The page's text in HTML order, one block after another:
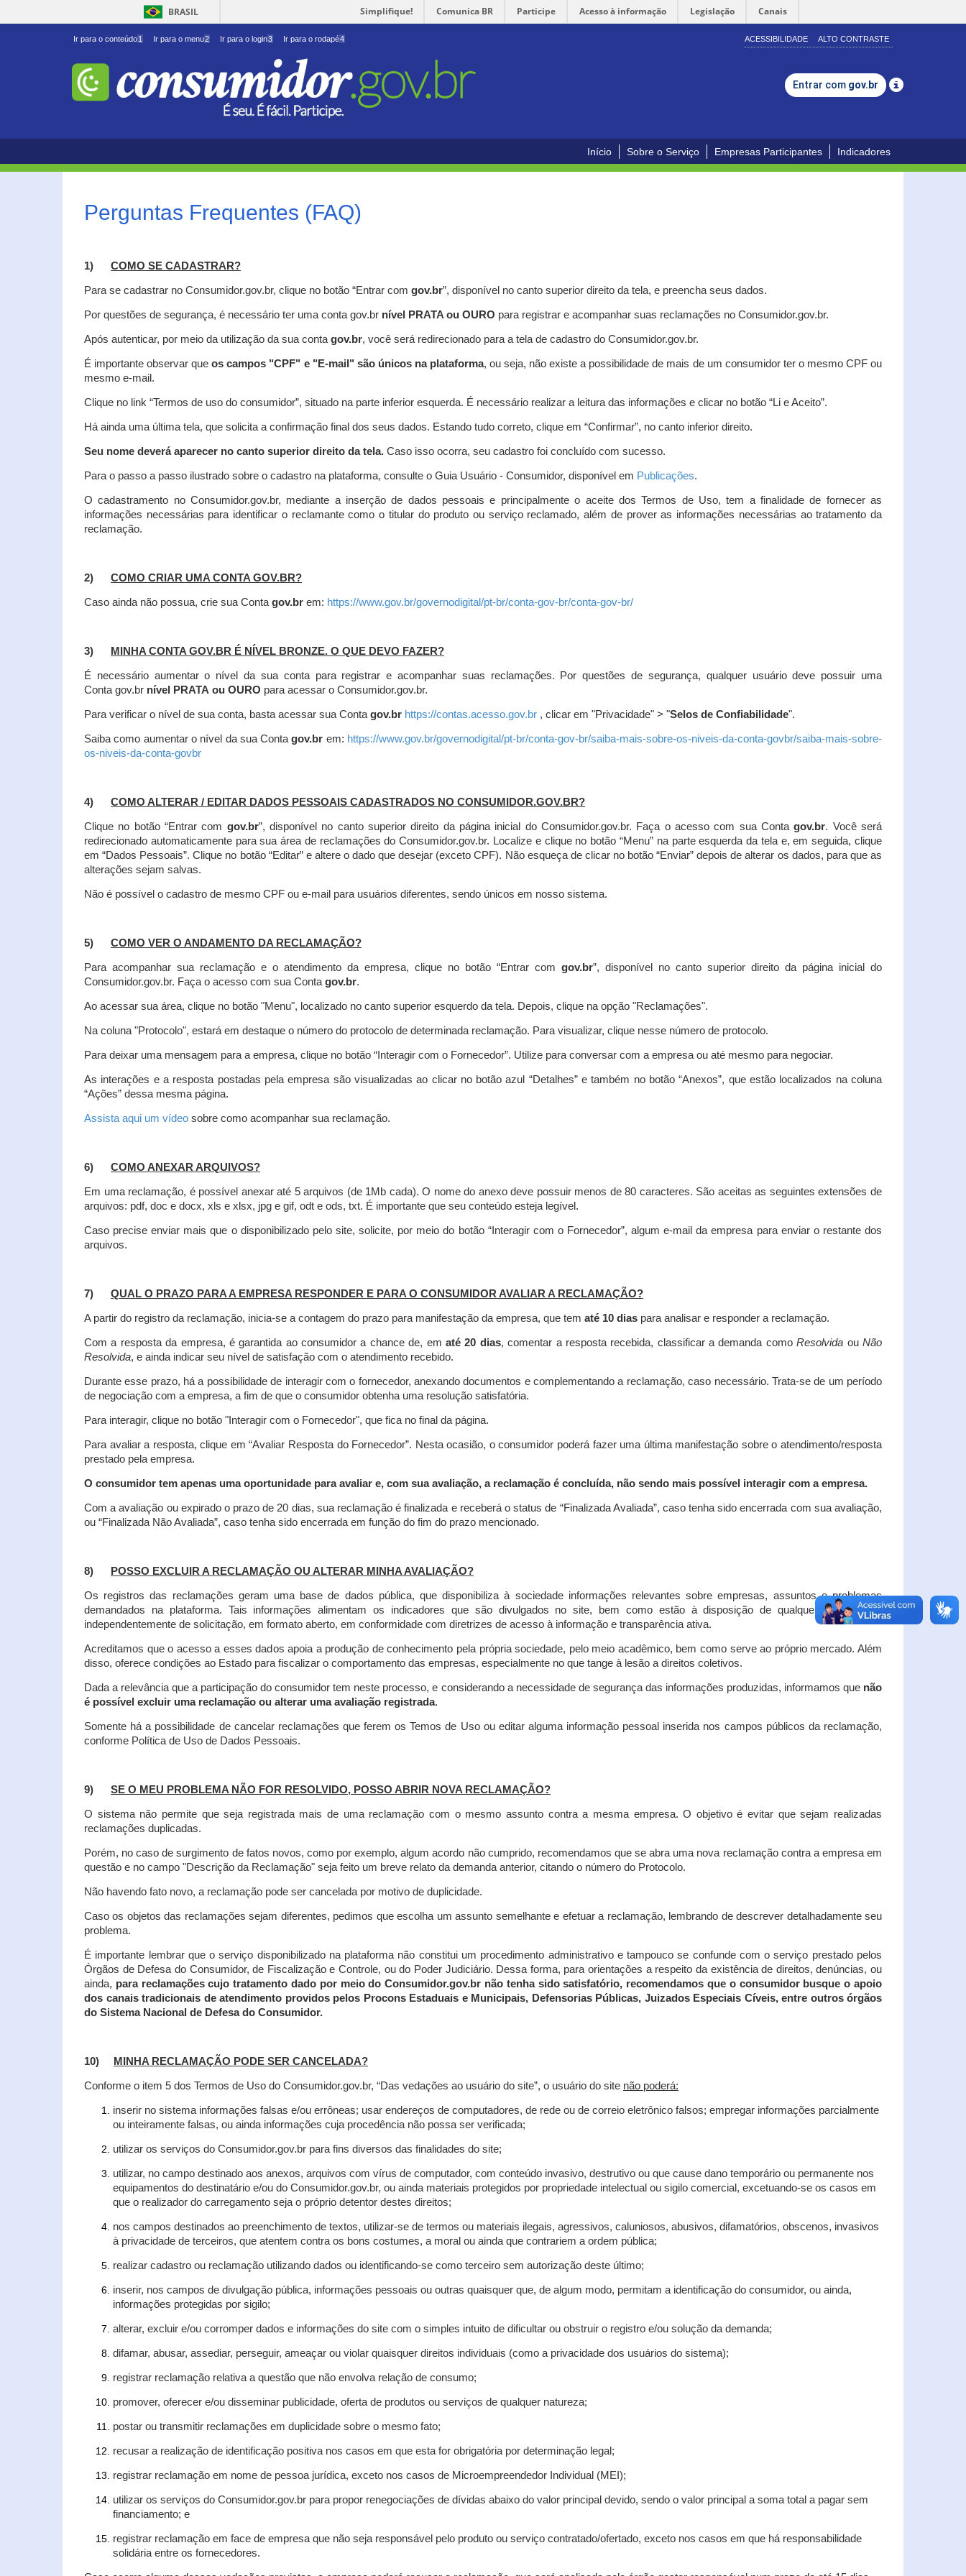
BRASIL Simplifique! Comunica BR Participe Acesso à informação Legislação Canais
Ir para o conteúdo1 Ir para o menu2 Ir para o login3 Ir para o rodapé4 ACESSIBILIDADE ALTO CONTRASTE
Entrar com gov.br
Início Sobre o Serviço Empresas Participantes Indicadores
Perguntas Frequentes (FAQ)
1) COMO SE CADASTRAR?
Para se cadastrar no Consumidor.gov.br, clique no botão “Entrar com gov.br”, disponível no canto superior direito da tela, e preencha seus dados.
Por questões de segurança, é necessário ter uma conta gov.br nível PRATA ou OURO para registrar e acompanhar suas reclamações no Consumidor.gov.br.
Após autenticar, por meio da utilização da sua conta gov.br, você será redirecionado para a tela de cadastro do Consumidor.gov.br.
É importante observar queos campos "CPF" e "E-mail" são únicos na plataforma, ou seja, não existe a possibilidade de mais de um consumidor ter o mesmo CPF ou
mesmo e-mail.
Clique no link “Termos de uso do consumidor”, situado na parte inferior esquerda. É necessário realizar a leitura das informações e clicar no botão “Li e Aceito”.
Há ainda uma última tela, que solicita a confirmação final dos seus dados. Estando tudo correto, clique em “Confirmar”, no canto inferior direito.
Seu nome deverá aparecer no canto superior direito da tela. Caso isso ocorra, seu cadastro foi concluído com sucesso.
Para o passo a passo ilustrado sobre o cadastro na plataforma, consulte o Guia Usuário - Consumidor, disponível em Publicações.
O cadastramento no Consumidor.gov.br, mediante a inserção de dados pessoais e principalmente o aceite dos Termos de Uso, tem a finalidade de fornecer as
informações necessárias para identificar o reclamante como o titular do produto ou serviço reclamado, além de prover as informações necessárias ao tratamento da
reclamação.
2) COMO CRIAR UMA CONTA GOV.BR?
Caso ainda não possua, crie sua Conta gov.br em: https://www.gov.br/governodigital/pt-br/conta-gov-br/conta-gov-br/
3) MINHA CONTA GOV.BR É NÍVEL BRONZE. O QUE DEVO FAZER?
É necessário aumentar o nível da sua conta para registrar e acompanhar suas reclamações. Por questões de segurança, qualquer usuário deve possuir uma
Conta gov.br nível PRATA ou OURO para acessar o Consumidor.gov.br.
Para verificar o nível de sua conta, basta acessar sua Conta gov.br https://contas.acesso.gov.br , clicar em "Privacidade" > "Selos de Confiabilidade".
Saiba como aumentar o nível da sua Contagov.br em: https://www.gov.br/governodigital/pt-br/conta-gov-br/saiba-mais-sobre-os-niveis-da-conta-govbr/saiba-mais-sobre-
os-niveis-da-conta-govbr
4) COMO ALTERAR / EDITAR DADOS PESSOAIS CADASTRADOS NO CONSUMIDOR.GOV.BR?
Clique no botão “Entrar com gov.br”, disponível no canto superior direito da página inicial do Consumidor.gov.br. Faça o acesso com sua Contagov.br. Você será
redirecionado automaticamente para sua área de reclamações do Consumidor.gov.br. Localize e clique no botão “Menu” na parte esquerda da tela e, em seguida, clique
em “Dados Pessoais”.Clique no botão “Editar” e altere o dado que desejar (exceto CPF). Não esqueça de clicar no botão “Enviar” depois de alterar os dados, para que as
alterações sejam salvas.
Não é possível o cadastro de mesmo CPF ou e-mail para usuários diferentes, sendo únicos em nosso sistema.
5) COMO VER O ANDAMENTO DA RECLAMAÇÃO?
Para acompanhar sua reclamação e o atendimento da empresa, clique no botão “Entrar com gov.br”, disponível no canto superior direito da página inicial do
Consumidor.gov.br. Faça o acesso com sua Conta gov.br.
Ao acessar sua área, clique no botão "Menu", localizado no canto superior esquerdo da tela. Depois, clique na opção "Reclamações".
Na coluna "Protocolo", estará em destaque o número do protocolo de determinada reclamação. Para visualizar, clique nesse número de protocolo.
Para deixar uma mensagem para a empresa, clique no botão “Interagir com o Fornecedor”. Utilize para conversar com a empresa ou até mesmo para negociar.
As interações e a resposta postadas pela empresa são visualizadas ao clicar no botão azul “Detalhes” e também no botão “Anexos”, que estão localizados na coluna
“Ações” dessa mesma página.
Assista aqui um vídeo sobre como acompanhar sua reclamação.
6) COMO ANEXAR ARQUIVOS?
Em uma reclamação, é possível anexar até 5 arquivos (de 1Mb cada). O nome do anexo deve possuir menos de 80 caracteres. São aceitas as seguintes extensões de
arquivos: pdf, doc e docx, xls e xlsx, jpg e gif, odt e ods, txt. É importante que seu conteúdo esteja legível.
Caso precise enviar mais que o disponibilizado pelo site, solicite, por meio do botão “Interagir com o Fornecedor”, algum e-mail da empresa para enviar o restante dos
arquivos.
7) QUAL O PRAZO PARA A EMPRESA RESPONDER E PARA O CONSUMIDOR AVALIAR A RECLAMAÇÃO?
A partir do registro da reclamação, inicia-se a contagem do prazo para manifestação da empresa, que tem até 10 dias para analisar e responder a reclamação.
Com a resposta da empresa, é garantida ao consumidor a chance de, em até 20 dias, comentar a resposta recebida, classificar a demanda comoResolvida ouNão
Resolvida, e ainda indicar seu nível de satisfação com o atendimento recebido.
Durante esse prazo, há a possibilidade de interagir com o fornecedor, anexando documentos e complementando a reclamação, caso necessário. Trata-se de um período
de negociação com a empresa, a fim de que o consumidor obtenha uma resolução satisfatória.
Para interagir, clique no botão "Interagir com o Fornecedor", que fica no final da página.
Para avaliar a resposta, clique em “Avaliar Resposta do Fornecedor”. Nesta ocasião, o consumidor poderá fazer uma última manifestação sobre o atendimento/resposta
prestado pela empresa.
O consumidor tem apenas uma oportunidade para avaliar e, com sua avaliação, a reclamação é concluída, não sendo mais possível interagir com a empresa.
Com a avaliação ou expirado o prazo de 20 dias, sua reclamação é finalizada e receberá o status de “Finalizada Avaliada”, caso tenha sido encerrada com sua avaliação,
ou “Finalizada Não Avaliada”, caso tenha sido encerrada em função do fim do prazo mencionado.
8) POSSO EXCLUIR A RECLAMAÇÃO OU ALTERAR MINHA AVALIAÇÃO?
Os registros das reclamações geram uma base de dados pública, que disponibiliza à sociedade informações relevantes sobre empresas, assuntos e problemas
demandados na plataforma. Tais informações alimentam os indicadores que são divulgados no site, bem como estão à disposição de qualquer interessado,
independentemente de solicitação, em formato aberto, em conformidade com diretrizes de acesso à informação e transparência ativa.
Acreditamos que o acesso a esses dados apoia a produção de conhecimento pela própria sociedade, pelo meio acadêmico, bem como serve ao próprio mercado. Além
disso, oferece condições ao Estado para fiscalizar o comportamento das empresas, especialmente no que tange à lesão a direitos coletivos.
Dada a relevância que a participação do consumidor tem neste processo, e considerando a necessidade de segurança das informações produzidas, informamos que não
é possível excluir uma reclamação ou alterar uma avaliação registrada.
Somente há a possibilidade de cancelar reclamações que ferem os Temos de Uso ou editar alguma informação pessoal inserida nos campos públicos da reclamação,
conforme Política de Uso de Dados Pessoais.
9) SE O MEU PROBLEMA NÃO FOR RESOLVIDO, POSSO ABRIR NOVA RECLAMAÇÃO?
O sistema não permite que seja registrada mais de uma reclamação com o mesmo assunto contra a mesma empresa. O objetivo é evitar que sejam realizadas
reclamações duplicadas.
Porém, no caso de surgimento de fatos novos, como por exemplo, algum acordo não cumprido, recomendamos que se abra uma nova reclamação contra a empresa em
questão e no campo "Descrição da Reclamação" seja feito um breve relato da demanda anterior, citando o número do Protocolo.
Não havendo fato novo, a reclamação pode ser cancelada por motivo de duplicidade.
Caso os objetos das reclamações sejam diferentes, pedimos que escolha um assunto semelhante e efetuar a reclamação, lembrando de descrever detalhadamente seu
problema.
É importante lembrar que o serviço disponibilizado na plataforma não constitui um procedimento administrativo e tampouco se confunde com o serviço prestado pelos
Órgãos de Defesa do Consumidor, de Fiscalização e Controle, ou do Poder Judiciário. Dessa forma, para orientações a respeito da existência de direitos, denúncias, ou
ainda, para reclamações cujo tratamento dado por meio do Consumidor.gov.br não tenha sido satisfatório, recomendamos que o consumidor busque o apoio
dos canais tradicionais de atendimento providos pelos Procons Estaduais e Municipais, Defensorias Públicas, Juizados Especiais Cíveis, entre outros órgãos
do Sistema Nacional de Defesa do Consumidor.
10) MINHA RECLAMAÇÃO PODE SER CANCELADA?
Conforme o item 5 dos Termos de Uso do Consumidor.gov.br, “Das vedações ao usuário do site”, o usuário do site não poderá:
inserir no sistema informações falsas e/ou errôneas; usar endereços de computadores, de rede ou de correio eletrônico falsos; empregar informações parcialmente
ou inteiramente falsas, ou ainda informações cuja procedência não possa ser verificada;
utilizar os serviços do Consumidor.gov.br para fins diversos das finalidades do site;
utilizar, no campo destinado aos anexos, arquivos com vírus de computador, com conteúdo invasivo, destrutivo ou que cause dano temporário ou permanente nos
equipamentos do destinatário e/ou do Consumidor.gov.br, ou ainda materiais protegidos por propriedade intelectual ou sigilo comercial, excetuando-se os casos em
que o realizador do carregamento seja o próprio detentor destes direitos;
nos campos destinados ao preenchimento de textos, utilizar-se de termos ou materiais ilegais, agressivos, caluniosos, abusivos, difamatórios, obscenos, invasivos
à privacidade de terceiros, que atentem contra os bons costumes, a moral ou ainda que contrariem a ordem pública;
realizar cadastro ou reclamação utilizando dados ou identificando-se como terceiro sem autorização deste último;
inserir, nos campos de divulgação pública, informações pessoais ou outras quaisquer que, de algum modo, permitam a identificação do consumidor, ou ainda,
informações protegidas por sigilo;
alterar, excluir e/ou corromper dados e informações do site com o simples intuito de dificultar ou obstruir o registro e/ou solução da demanda;
difamar, abusar, assediar, perseguir, ameaçar ou violar quaisquer direitos individuais (como a privacidade dos usuários do sistema);
registrar reclamação relativa a questão que não envolva relação de consumo;
promover, oferecer e/ou disseminar publicidade, oferta de produtos ou serviços de qualquer natureza;
postar ou transmitir reclamações em duplicidade sobre o mesmo fato;
recusar a realização de identificação positiva nos casos em que esta for obrigatória por determinação legal;
registrar reclamação em nome de pessoa jurídica, exceto nos casos de Microempreendedor Individual (MEI);
utilizar os serviços do Consumidor.gov.br para propor renegociações de dívidas abaixo do valor principal devido, sendo o valor principal a soma total a pagar sem
financiamento; e
registrar reclamação em face de empresa que não seja responsável pelo produto ou serviço contratado/ofertado, exceto nos casos em que há responsabilidade
solidária entre os fornecedores.